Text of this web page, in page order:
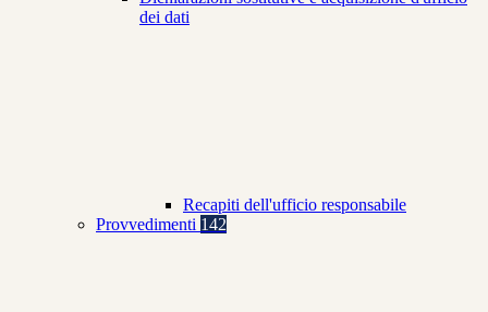
dei dati
Recapiti dell'ufficio responsabile
Provvedimenti 142